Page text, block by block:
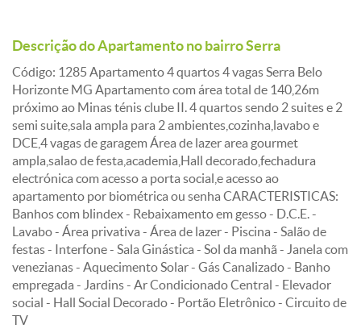
Descrição do Apartamento no bairro Serra
Código: 1285 Apartamento 4 quartos 4 vagas Serra Belo
Horizonte MG Apartamento com área total de 140,26m
próximo ao Minas ténis clube II. 4 quartos sendo 2 suites e 2
semi suite,sala ampla para 2 ambientes,cozinha,lavabo e
DCE,4 vagas de garagem Área de lazer area gourmet
ampla,salao de festa,academia,Hall decorado,fechadura
electrónica com acesso a porta social,e acesso ao
apartamento por biométrica ou senha CARACTERISTICAS:
Banhos com blindex - Rebaixamento em gesso - D.C.E. -
Lavabo - Área privativa - Área de lazer - Piscina - Salão de
festas - Interfone - Sala Ginástica - Sol da manhã - Janela com
venezianas - Aquecimento Solar - Gás Canalizado - Banho
empregada - Jardins - Ar Condicionado Central - Elevador
social - Hall Social Decorado - Portão Eletrônico - Circuito de
TV